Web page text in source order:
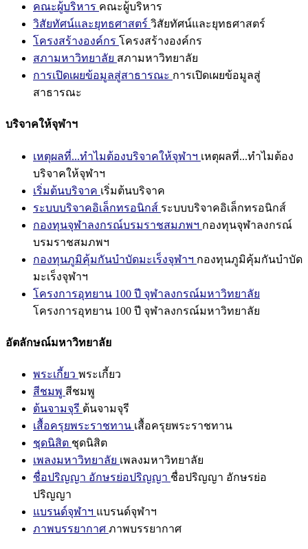
คณะผู้บริหาร คณะผู้บริหาร
วิสัยทัศน์และยุทธศาสตร์ วิสัยทัศน์และยุทธศาสตร์
โครงสร้างองค์กร โครงสร้างองค์กร
สภามหาวิทยาลัย สภามหาวิทยาลัย
การเปิดเผยข้อมูลสู่สาธารณะ การเปิดเผยข้อมูลสู่
สาธารณะ
บริจาคให้จุฬาฯ
เหตุผลที่...ทำไมต้องบริจาคให้จุฬาฯ เหตุผลที่...ทำไมต้อง
บริจาคให้จุฬาฯ
เริ่มต้นบริจาค เริ่มต้นบริจาค
ระบบบริจาคอิเล็กทรอนิกส์ ระบบบริจาคอิเล็กทรอนิกส์
กองทุนจุฬาลงกรณ์บรมราชสมภพฯ กองทุนจุฬาลงกรณ์
บรมราชสมภพฯ
กองทุนภูมิคุ้มกันบำบัดมะเร็งจุฬาฯ กองทุนภูมิคุ้มกันบำบัด
มะเร็งจุฬาฯ
โครงการอุทยาน 100 ปี จุฬาลงกรณ์มหาวิทยาลัย
โครงการอุทยาน 100 ปี จุฬาลงกรณ์มหาวิทยาลัย
อัตลักษณ์มหาวิทยาลัย
พระเกี้ยว พระเกี้ยว
สีชมพู สีชมพู
ต้นจามจุรี ต้นจามจุรี
เสื้อครุยพระราชทาน เสื้อครุยพระราชทาน
ชุดนิสิต ชุดนิสิต
เพลงมหาวิทยาลัย เพลงมหาวิทยาลัย
ชื่อปริญญา อักษรย่อปริญญา ชื่อปริญญา อักษรย่อ
ปริญญา
แบรนด์จุฬาฯ แบรนด์จุฬาฯ
ภาพบรรยากาศ ภาพบรรยากาศ